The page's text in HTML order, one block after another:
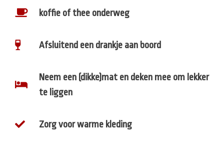
koffie of thee onderweg
Afsluitend een drankje aan boord
Neem een (dikke)mat en deken mee om lekker
te liggen
Zorg voor warme kleding